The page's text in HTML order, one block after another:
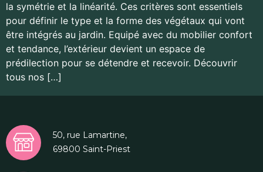
la symétrie et la linéarité. Ces critères sont essentiels
pour définir le type et la forme des végétaux qui vont
être intégrés au jardin. Equipé avec du mobilier confort
et tendance, l’extérieur devient un espace de
prédilection pour se détendre et recevoir. Découvrir
tous nos […]
50, rue Lamartine,
69800 Saint-Priest